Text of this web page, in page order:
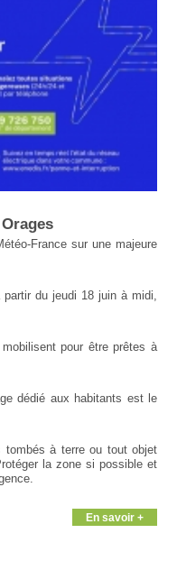
France sur une majeure
du jeudi 18 juin à midi,
pour être prêtes à
dédié aux habitants est le
tombés à terre ou tout objet
la zone si possible et
En savoir +